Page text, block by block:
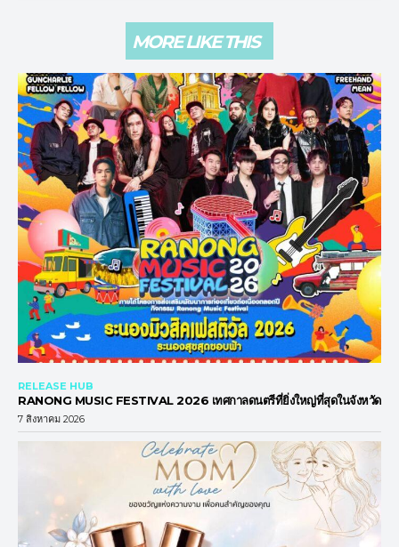
MORE LIKE THIS
RELEASE HUB
RANONG MUSIC FESTIVAL 2026 เทศกาลดนตรีที่ยิ่งใหญ่ที่สุดในจังหวัด
7 สิงหาคม 2026